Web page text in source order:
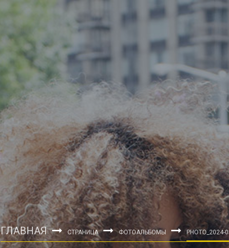
ГЛАВНАЯ СТРАНИЦА ФОТОАЛЬБОМЫ PHOTO_2024-